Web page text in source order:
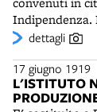
Partito
di far
alla vita
Indipendenza.
chiesta con
500 e più
avvengono
dell'ordine.
dettagli
17 giugno 1919
L'ISTITUTO